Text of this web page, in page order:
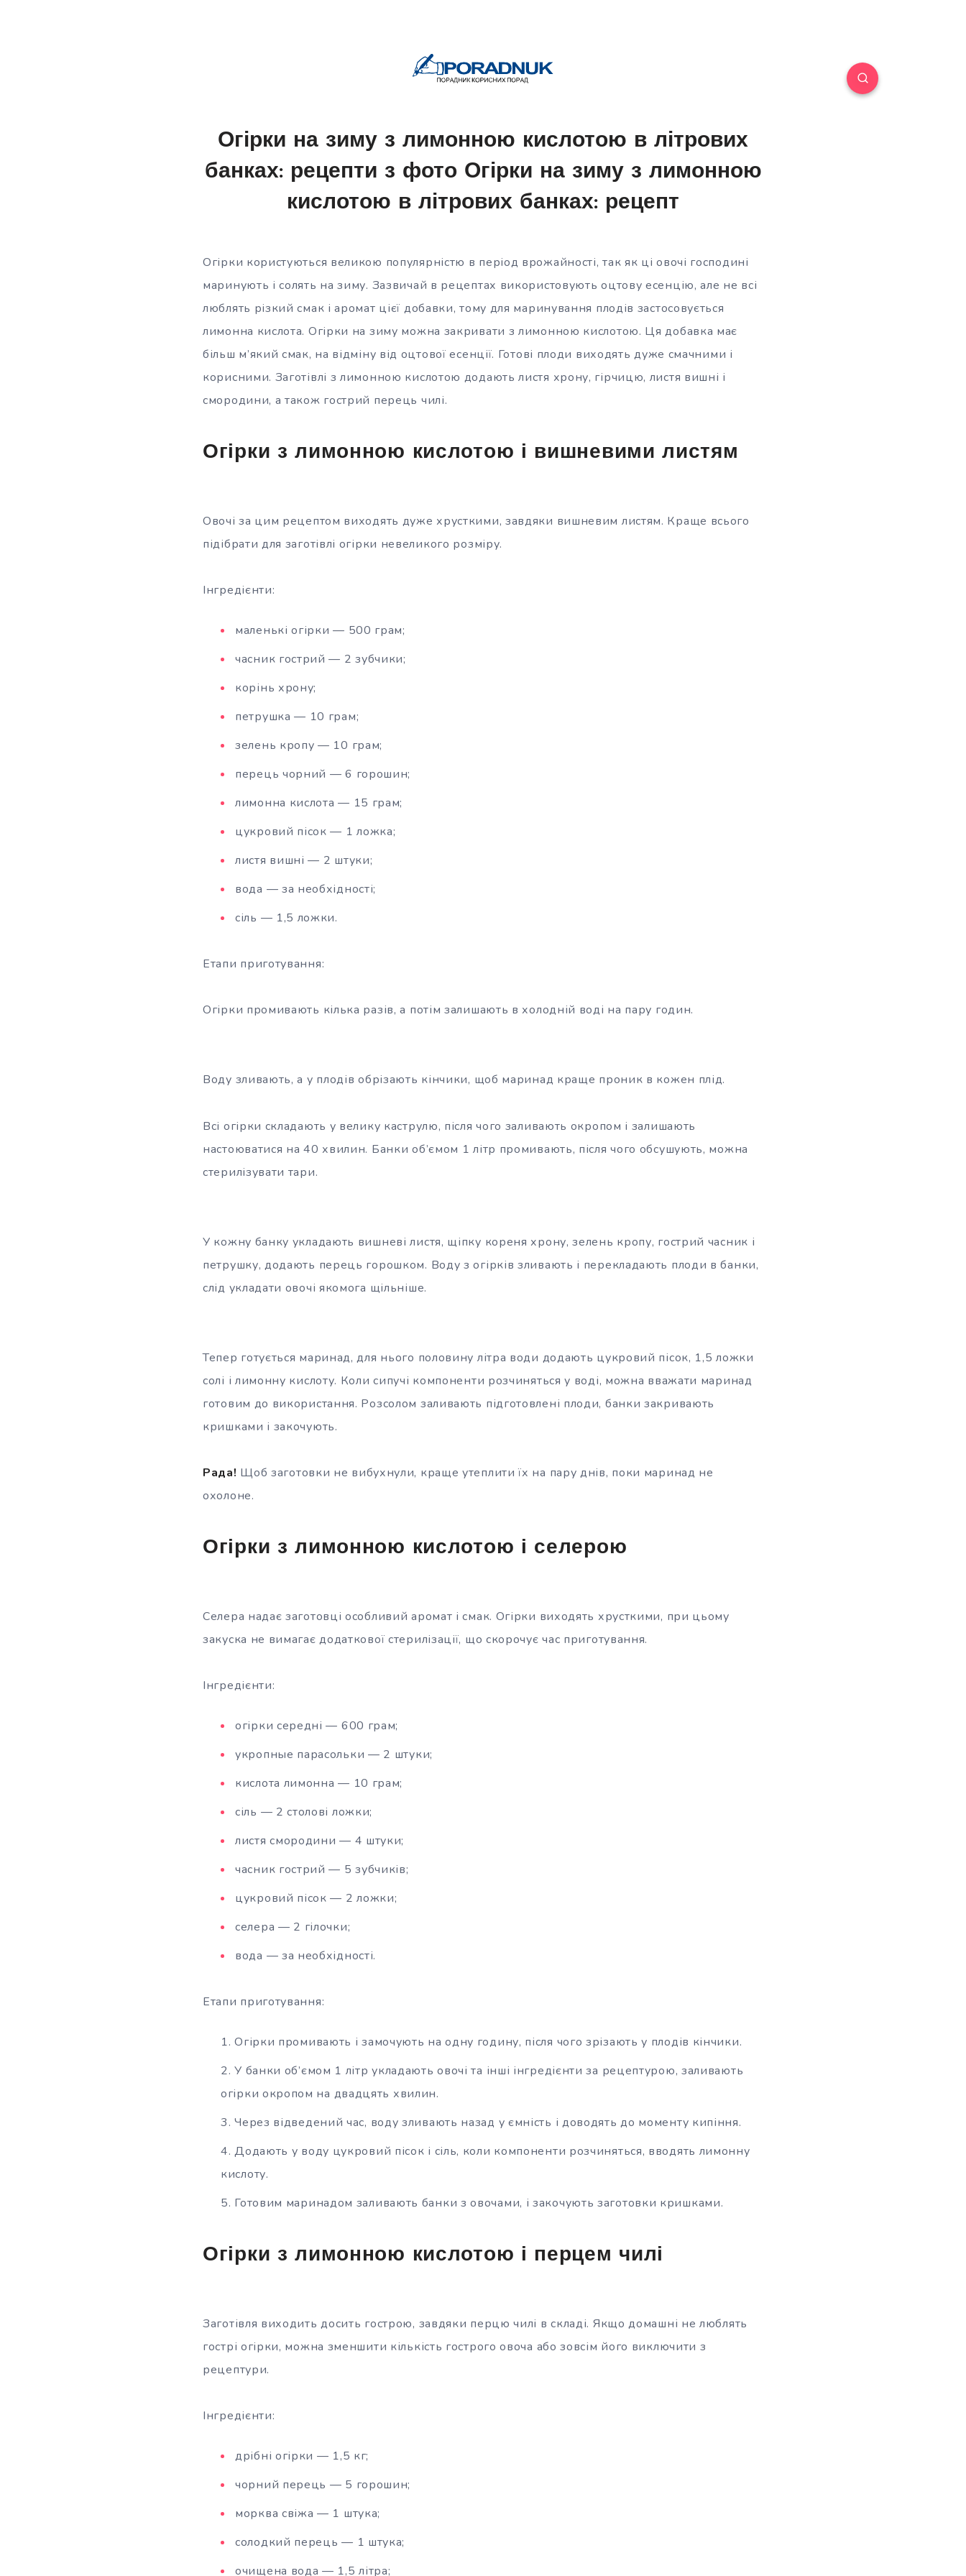
Огірки на зиму з лимонною кислотою в літрових
банках: рецепти з фото Огірки на зиму з лимонною
кислотою в літрових банках: рецепт
Огірки користуються великою популярністю в період врожайності, так як ці овочі господині
маринують і солять на зиму. Зазвичай в рецептах використовують оцтову есенцію, але не всі
люблять різкий смак і аромат цієї добавки, тому для маринування плодів застосовується
лимонна кислота. Огірки на зиму можна закривати з лимонною кислотою. Ця добавка має
більш м’який смак, на відміну від оцтової есенції. Готові плоди виходять дуже смачними і
корисними. Заготівлі з лимонною кислотою додають листя хрону, гірчицю, листя вишні і
смородини, а також гострий перець чилі.
Огірки з лимонною кислотою і вишневими листям
Овочі за цим рецептом виходять дуже хрусткими, завдяки вишневим листям. Краще всього
підібрати для заготівлі огірки невеликого розміру.
Інгредієнти:
маленькі огірки — 500 грам;
часник гострий — 2 зубчики;
корінь хрону;
петрушка — 10 грам;
зелень кропу — 10 грам;
перець чорний — 6 горошин;
лимонна кислота — 15 грам;
цукровий пісок — 1 ложка;
листя вишні — 2 штуки;
вода — за необхідності;
сіль — 1,5 ложки.
Етапи приготування:
Огірки промивають кілька разів, а потім залишають в холодній воді на пару годин.
Воду зливають, а у плодів обрізають кінчики, щоб маринад краще проник в кожен плід.
Всі огірки складають у велику каструлю, після чого заливають окропом і залишають
настоюватися на 40 хвилин. Банки об’ємом 1 літр промивають, після чого обсушують, можна
стерилізувати тари.
У кожну банку укладають вишневі листя, щіпку кореня хрону, зелень кропу, гострий часник і
петрушку, додають перець горошком. Воду з огірків зливають і перекладають плоди в банки,
слід укладати овочі якомога щільніше.
Тепер готується маринад, для нього половину літра води додають цукровий пісок, 1,5 ложки
солі і лимонну кислоту. Коли сипучі компоненти розчиняться у воді, можна вважати маринад
готовим до використання. Розсолом заливають підготовлені плоди, банки закривають
кришками і закочують.
Рада! Щоб заготовки не вибухнули, краще утеплити їх на пару днів, поки маринад не
охолоне.
Огірки з лимонною кислотою і селерою
Селера надає заготовці особливий аромат і смак. Огірки виходять хрусткими, при цьому
закуска не вимагає додаткової стерилізації, що скорочує час приготування.
Інгредієнти:
огірки середні — 600 грам;
укропные парасольки — 2 штуки;
кислота лимонна — 10 грам;
сіль — 2 столові ложки;
листя смородини — 4 штуки;
часник гострий — 5 зубчиків;
цукровий пісок — 2 ложки;
селера — 2 гілочки;
вода — за необхідності.
Етапи приготування:
Огірки промивають і замочують на одну годину, після чого зрізають у плодів кінчики.
У банки об’ємом 1 літр укладають овочі та інші інгредієнти за рецептурою, заливають
огірки окропом на двадцять хвилин.
Через відведений час, воду зливають назад у ємність і доводять до моменту кипіння.
Додають у воду цукровий пісок і сіль, коли компоненти розчиняться, вводять лимонну
кислоту.
Готовим маринадом заливають банки з овочами, і закочують заготовки кришками.
Огірки з лимонною кислотою і перцем чилі
Заготівля виходить досить гострою, завдяки перцю чилі в складі. Якщо домашні не люблять
гострі огірки, можна зменшити кількість гострого овоча або зовсім його виключити з
рецептури.
Інгредієнти:
дрібні огірки — 1,5 кг;
чорний перець — 5 горошин;
морква свіжа — 1 штука;
солодкий перець — 1 штука;
очищена вода — 1,5 літра;